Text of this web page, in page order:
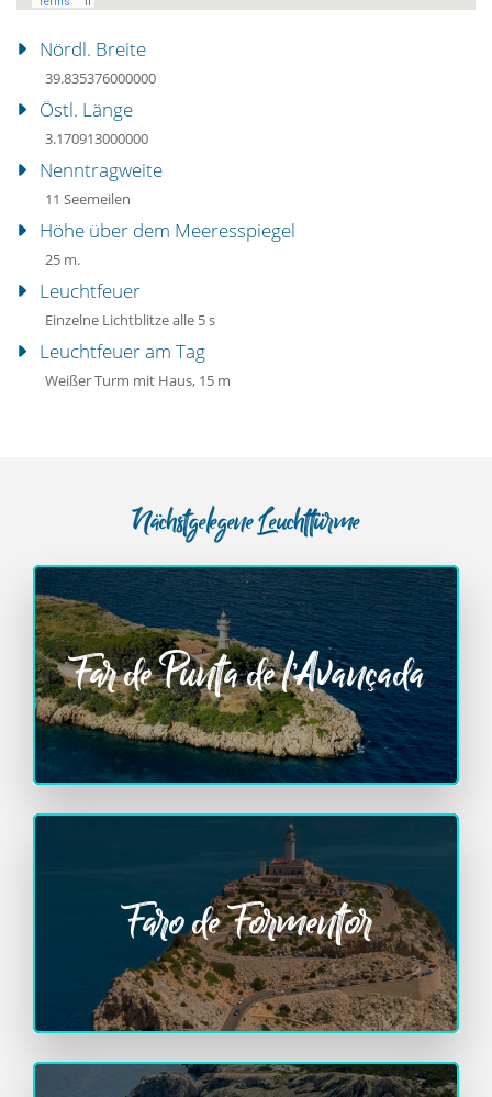
Nördl. Breite
39.835376000000
Östl. Länge
3.170913000000
Nenntragweite
11 Seemeilen
Höhe über dem Meeresspiegel
25 m.
Leuchtfeuer
Einzelne Lichtblitze alle 5 s
Leuchtfeuer am Tag
Weißer Turm mit Haus, 15 m
Nächstgelegene Leuchttürme
Far de Punta de l’Avançada
Faro de Formentor